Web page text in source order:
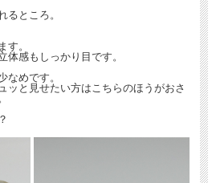
るところ。
す。
体感もしっかり目です。
なめです。
ッと見せたい方はこちらのほうがおさ